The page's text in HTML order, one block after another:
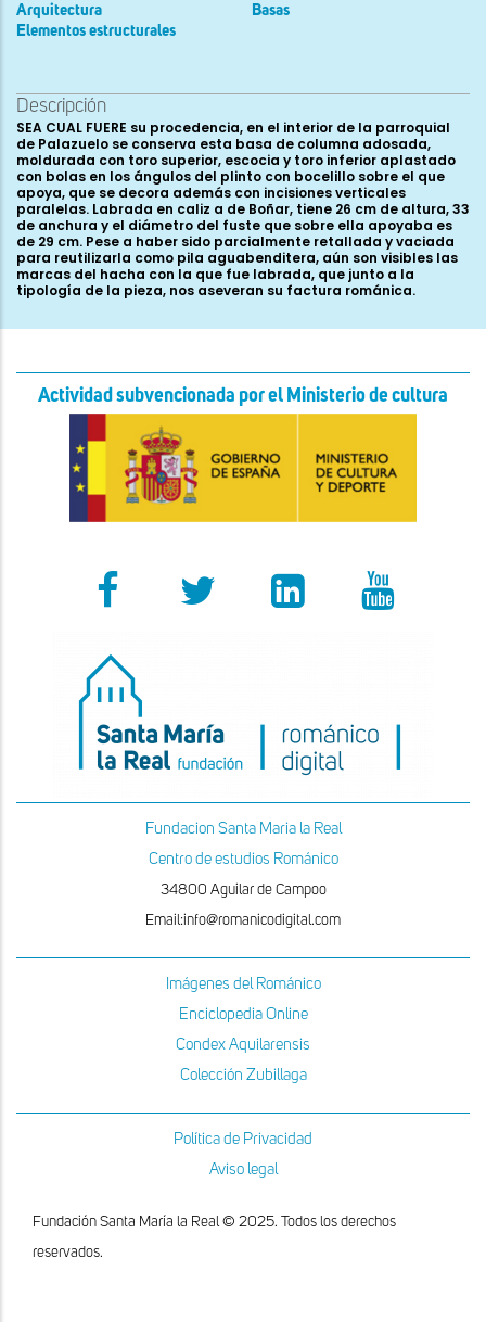
Arquitectura
Elementos estructurales
Basas
Descripción
SEA CUAL FUERE su procedencia, en el interior de la parroquial
de Palazuelo se conserva esta basa de columna adosada,
moldurada con toro superior, escocia y toro inferior aplastado
con bolas en los ángulos del plinto con bocelillo sobre el que
apoya, que se decora además con incisiones verticales
paralelas. Labrada en caliz a de Boñar, tiene 26 cm de altura, 33
de anchura y el diámetro del fuste que sobre ella apoyaba es
de 29 cm. Pese a haber sido parcialmente retallada y vaciada
para reutilizarla como pila aguabenditera, aún son visibles las
marcas del hacha con la que fue labrada, que junto a la
tipología de la pieza, nos aseveran su factura románica.
Actividad subvencionada por el Ministerio de cultura
Fundacion Santa Maria la Real
Centro de estudios Románico
34800 Aguilar de Campoo
Email:info@romanicodigital.com
Imágenes del Románico
Enciclopedia Online
Condex Aquilarensis
Colección Zubillaga
Política de Privacidad
Aviso legal
Fundación Santa María la Real © 2025. Todos los derechos
reservados.